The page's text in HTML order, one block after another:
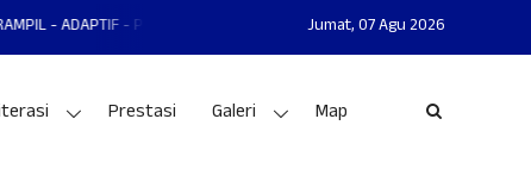
- PRESTASI MAN 1 GUNUNGKIDUL MANTAP - MANDIRI -
Jumat,07 Agu 2026
Prestasi Galeri Map